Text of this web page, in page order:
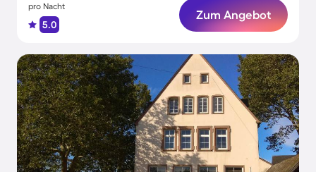
pro Nacht
5.0
Zum Angebot